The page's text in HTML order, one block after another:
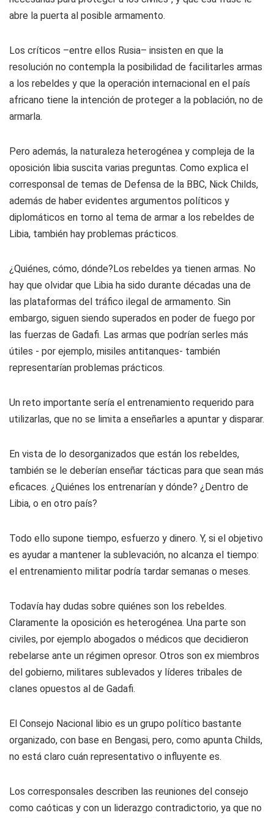
abre la puerta al posible armamento.
Los críticos –entre ellos Rusia– insisten en que la
resolución no contempla la posibilidad de facilitarles armas
a los rebeldes y que la operación internacional en el país
africano tiene la intención de proteger a la población, no de
armarla.
Pero además, la naturaleza heterogénea y compleja de la
oposición libia suscita varias preguntas. Como explica el
corresponsal de temas de Defensa de la BBC, Nick Childs,
además de haber evidentes argumentos políticos y
diplomáticos en torno al tema de armar a los rebeldes de
Libia, también hay problemas prácticos.
¿Quiénes, cómo, dónde?Los rebeldes ya tienen armas. No
hay que olvidar que Libia ha sido durante décadas una de
las plataformas del tráfico ilegal de armamento. Sin
embargo, siguen siendo superados en poder de fuego por
las fuerzas de Gadafi. Las armas que podrían serles más
útiles - por ejemplo, misiles antitanques- también
representarían problemas prácticos.
Un reto importante sería el entrenamiento requerido para
utilizarlas, que no se limita a enseñarles a apuntar y disparar.
En vista de lo desorganizados que están los rebeldes,
también se le deberían enseñar tácticas para que sean más
eficaces. ¿Quiénes los entrenarían y dónde? ¿Dentro de
Libia, o en otro país?
Todo ello supone tiempo, esfuerzo y dinero. Y, si el objetivo
es ayudar a mantener la sublevación, no alcanza el tiempo:
el entrenamiento militar podría tardar semanas o meses.
Todavía hay dudas sobre quiénes son los rebeldes.
Claramente la oposición es heterogénea. Una parte son
civiles, por ejemplo abogados o médicos que decidieron
rebelarse ante un régimen opresor. Otros son ex miembros
del gobierno, militares sublevados y líderes tribales de
clanes opuestos al de Gadafi.
El Consejo Nacional libio es un grupo político bastante
organizado, con base en Bengasi, pero, como apunta Childs,
no está claro cuán representativo o influyente es.
Los corresponsales describen las reuniones del consejo
como caóticas y con un liderazgo contradictorio, ya que no